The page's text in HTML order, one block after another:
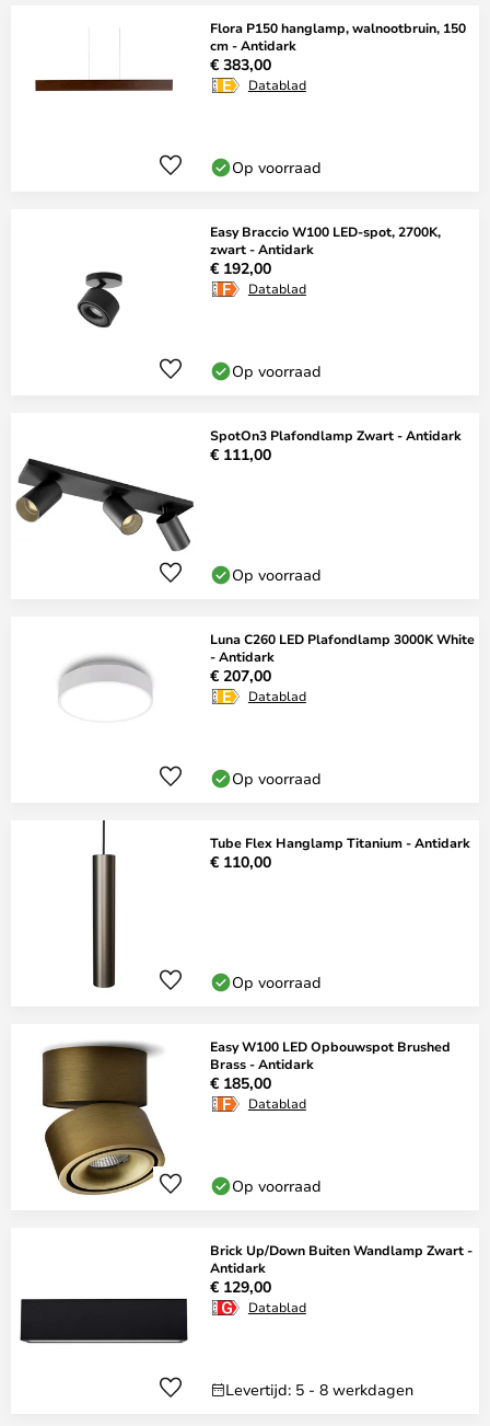
Flora P150 hanglamp, walnootbruin, 150
cm - Antidark
€ 383,00
Datablad
Op voorraad
Easy Braccio W100 LED-spot, 2700K,
zwart - Antidark
€ 192,00
Datablad
Op voorraad
SpotOn3 Plafondlamp Zwart - Antidark
€ 111,00
Op voorraad
Luna C260 LED Plafondlamp 3000K White
- Antidark
€ 207,00
Datablad
Op voorraad
Tube Flex Hanglamp Titanium - Antidark
€ 110,00
Op voorraad
Easy W100 LED Opbouwspot Brushed
Brass - Antidark
€ 185,00
Datablad
Op voorraad
Brick Up/Down Buiten Wandlamp Zwart -
Antidark
€ 129,00
Datablad
Levertijd: 5 - 8 werkdagen